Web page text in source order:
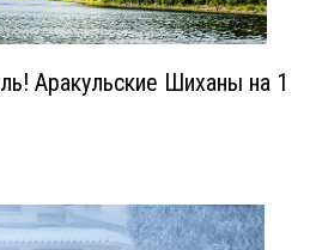
Аракульские Шиханы на 1